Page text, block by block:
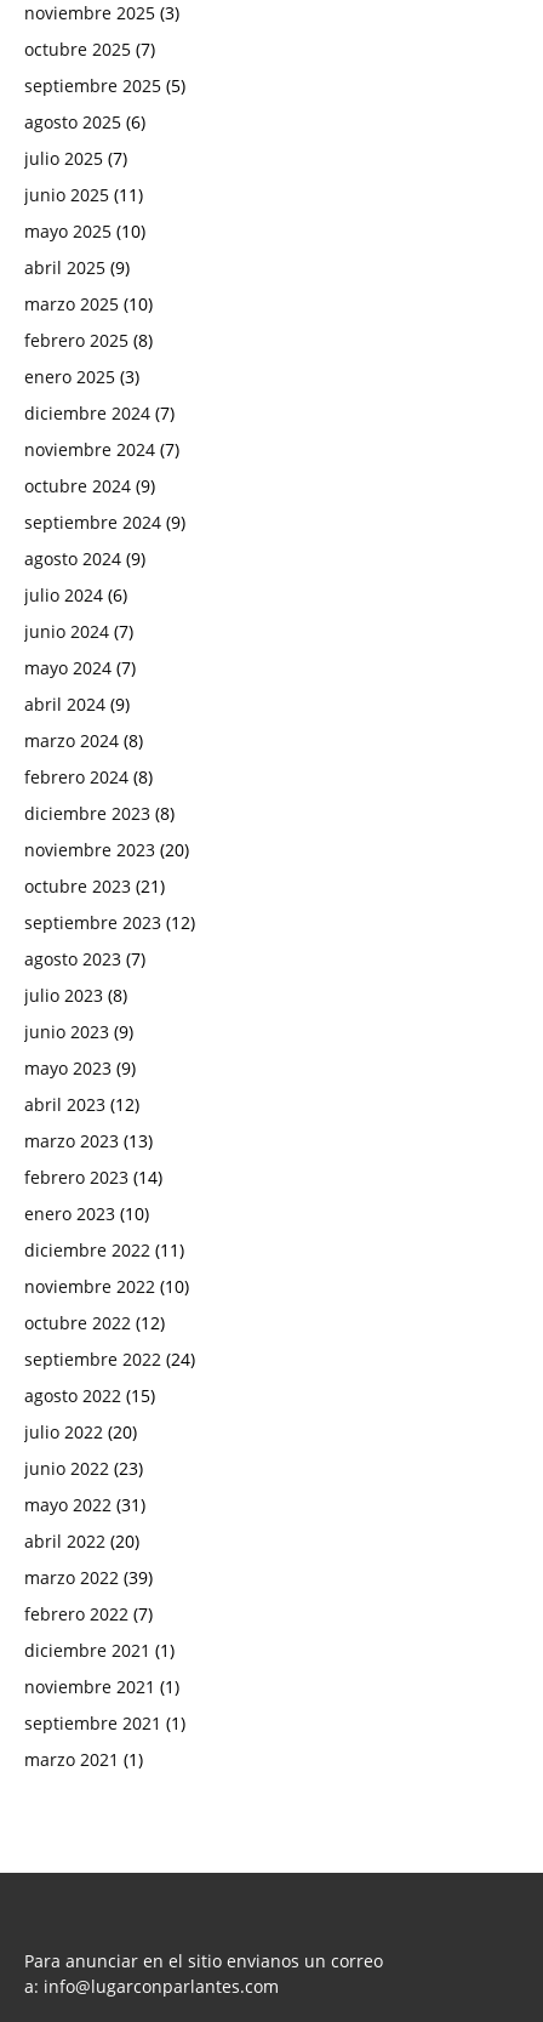
noviembre 2025 (3)
octubre 2025 (7)
septiembre 2025 (5)
agosto 2025 (6)
julio 2025 (7)
junio 2025 (11)
mayo 2025 (10)
abril 2025 (9)
marzo 2025 (10)
febrero 2025 (8)
enero 2025 (3)
diciembre 2024 (7)
noviembre 2024 (7)
octubre 2024 (9)
septiembre 2024 (9)
agosto 2024 (9)
julio 2024 (6)
junio 2024 (7)
mayo 2024 (7)
abril 2024 (9)
marzo 2024 (8)
febrero 2024 (8)
diciembre 2023 (8)
noviembre 2023 (20)
octubre 2023 (21)
septiembre 2023 (12)
agosto 2023 (7)
julio 2023 (8)
junio 2023 (9)
mayo 2023 (9)
abril 2023 (12)
marzo 2023 (13)
febrero 2023 (14)
enero 2023 (10)
diciembre 2022 (11)
noviembre 2022 (10)
octubre 2022 (12)
septiembre 2022 (24)
agosto 2022 (15)
julio 2022 (20)
junio 2022 (23)
mayo 2022 (31)
abril 2022 (20)
marzo 2022 (39)
febrero 2022 (7)
diciembre 2021 (1)
noviembre 2021 (1)
septiembre 2021 (1)
marzo 2021 (1)
Para anunciar en el sitio envianos un correo
a: info@lugarconparlantes.com